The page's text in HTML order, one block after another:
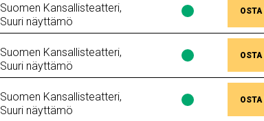
vapaana
Suomen Kansallisteatteri,
Suuri näyttämö
Lippujen
saatavuus
vapaana
Suomen Kansallisteatteri,
Suuri näyttämö
Lippujen
saatavuus
vapaana
Suomen Kansallisteatteri,
Suuri näyttämö
Lippujen
saatavuus